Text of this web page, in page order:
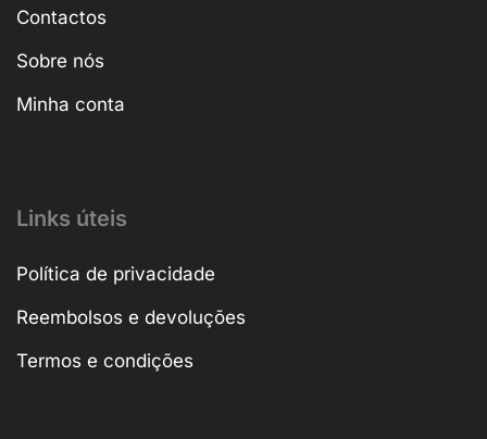
Contactos
Sobre nós
Minha conta
Links úteis
Política de privacidade
Reembolsos e devoluções
Termos e condições